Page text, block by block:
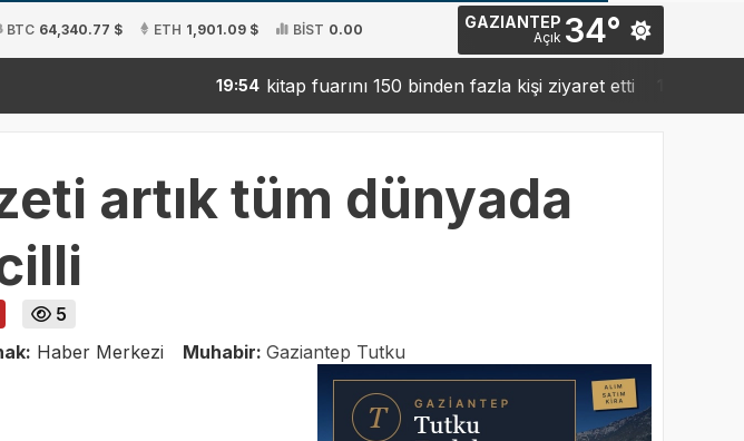
BTC 64,340.77 $ ETH 1,901.09 $ BİST 0.00 GAZIANTEP
Açık 34°
kitap fuarını 150 binden fazla kişi ziyaret etti 19:42
artık tüm dünyada
5
Haber Merkezi Muhabir: Gaziantep Tutku